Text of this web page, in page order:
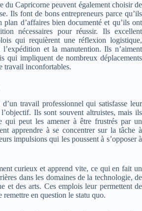
du Capricorne peuvent également choisir de
Ils font de bons entrepreneurs parce qu’ils
plan d’affaires bien documenté et qu’ils ont
nécessaires pour réussir. Ils excellent
qui requièrent une réflexion logistique,
l’expédition et la manutention. Ils n’aiment
qui impliquent de nombreux déplacements
travail inconfortables.
travail professionnel qui satisfasse leur
Ils sont souvent altruistes, mais ils
qui peut les amener à être frustrés par un
apprendre à se concentrer sur la tâche à
impulsions qui les poussent à s’opposer à
curieux et apprend vite, ce qui en fait un
dans les domaines de la technologie, de
et des arts. Ces emplois leur permettent de
remettre en question le statu quo.